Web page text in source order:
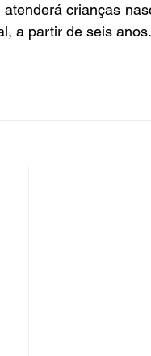
crianças
a partir de seis anos.